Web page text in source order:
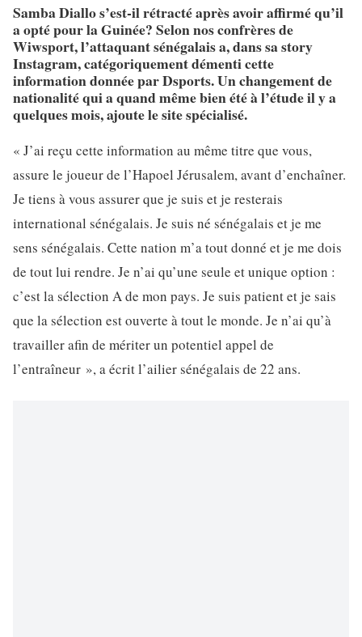
Samba Diallo s’est-il rétracté après avoir affirmé qu’il
a opté pour la Guinée? Selon nos confrères de
Wiwsport, l’attaquant sénégalais a, dans sa story
Instagram, catégoriquement démenti cette
information donnée par Dsports. Un changement de
nationalité qui a quand même bien été à l’étude il y a
quelques mois, ajoute le site spécialisé.
« J’ai reçu cette information au même titre que vous,
assure le joueur de l’Hapoel Jérusalem, avant d’enchaîner.
Je tiens à vous assurer que je suis et je resterais
international sénégalais. Je suis né sénégalais et je me
sens sénégalais. Cette nation m’a tout donné et je me dois
de tout lui rendre. Je n’ai qu’une seule et unique option :
c’est la sélection A de mon pays. Je suis patient et je sais
que la sélection est ouverte à tout le monde. Je n’ai qu’à
travailler afin de mériter un potentiel appel de
l’entraîneur », a écrit l’ailier sénégalais de 22 ans.